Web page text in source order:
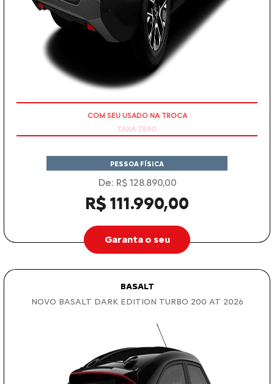
PESSOA FÍSICA
De: R$ 128.890,00
R$ 111.990,00
Garanta o seu
BASALT
NOVO BASALT DARK EDITION TURBO 200 AT 2026